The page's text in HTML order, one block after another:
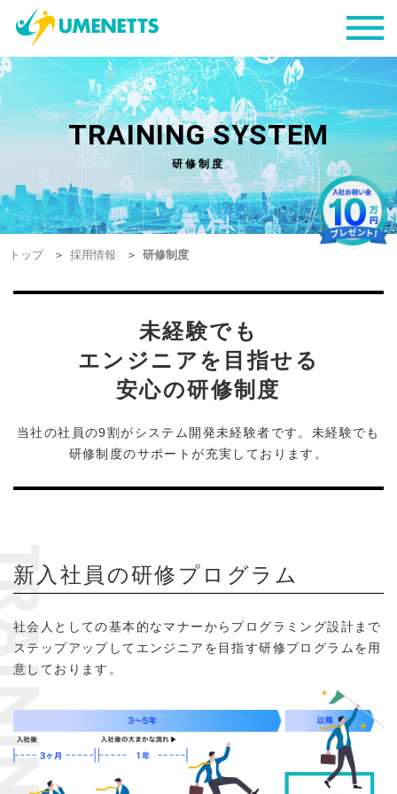
TRAINING SYSTEM
研修制度
トップ 採用情報 研修制度
未経験でも
エンジニアを目指せる
安心の研修制度
当社の社員の9割がシステム開発未経験者です。未経験でも
研修制度のサポートが充実しております。
新入社員の研修プログラム
社会人としての基本的なマナーからプログラミング設計まで
ステップアップしてエンジニアを目指す研修プログラムを用
意しております。